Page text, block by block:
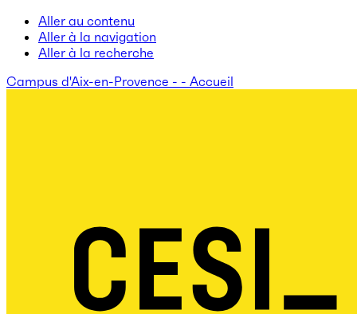
Aller au contenu
Aller à la navigation
Aller à la recherche
Campus d'Aix-en-Provence - - Accueil